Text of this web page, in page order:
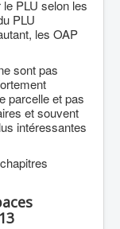
PLU selon les
PLU
les OAP
sont pas
parcelle et pas
et souvent
intéressantes